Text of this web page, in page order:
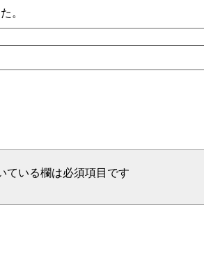
。
ている欄は必須項目です